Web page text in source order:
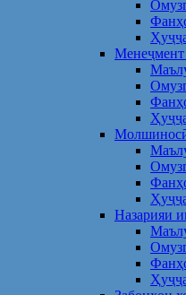
Менеҷмент
Назарияи